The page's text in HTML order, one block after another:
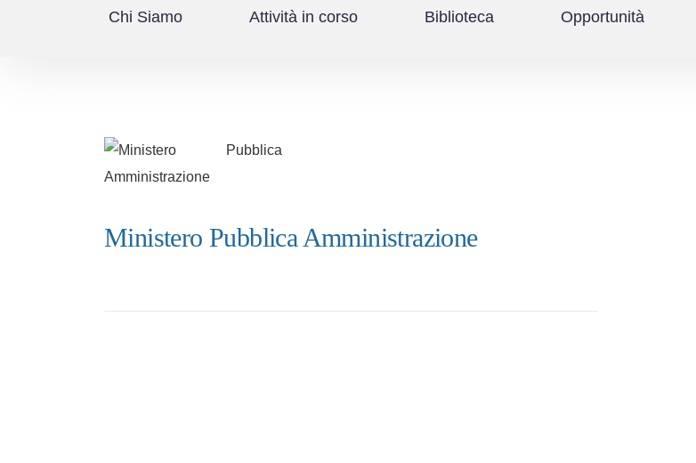
Chi Siamo Attività in corso Biblioteca Opportunità
Ministero Pubblica Amministrazione